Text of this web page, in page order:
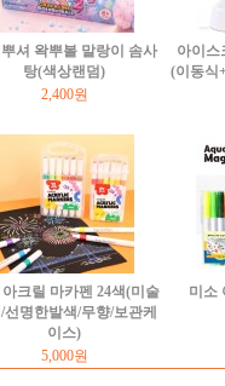
셔 왁뿌볼 말랑이 솜사
탕(색상랜덤)
2,400원
아이스
(이동식
크릴 마카펜 24색(미술
선명한발색/무향/보관케
이스)
5,000원
미소